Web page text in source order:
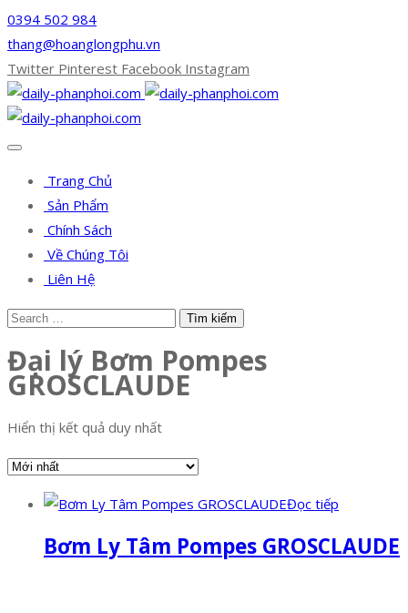
0394 502 984
thang@hoanglongphu.vn
Twitter Pinterest Facebook Instagram
Trang Chủ
Sản Phẩm
Chính Sách
Về Chúng Tôi
Liên Hệ
Đại lý Bơm Pompes
GROSCLAUDE
Hiển thị kết quả duy nhất
Đọc tiếp
Bơm Ly Tâm Pompes GROSCLAUDE